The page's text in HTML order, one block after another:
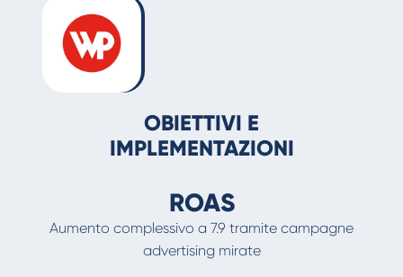
OBIETTIVI E
IMPLEMENTAZIONI
ROAS
Aumento complessivo a 7.9 tramite campagne
advertising mirate